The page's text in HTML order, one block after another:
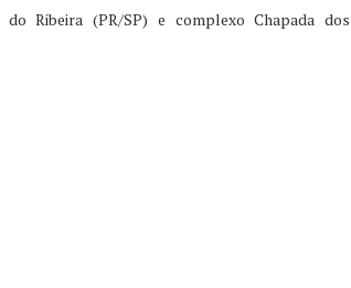
Ribeira (PR/SP) e complexo Chapada dos